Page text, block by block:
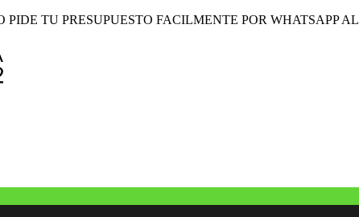
TU PRESUPUESTO FACILMENTE POR WHATSAPP AL